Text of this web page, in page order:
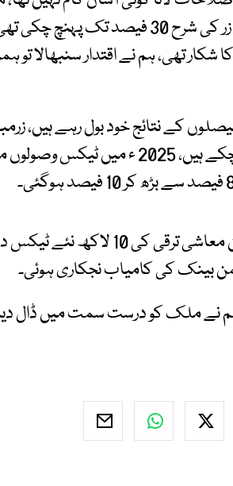
پر ہم مشکلات میں گھرے ہوئے تھے اور افراط زر کی شرح 30
تھی، ہم نے اقتدار سنبھالا تو
کے نتائج خود بول رہے ہیں،
ان کا کہنا تھا کہ دوسال میں حکومت نے بہترین معاشی ترقی
بینک کی کامیاب نجکاری ہوئی۔
نے ملک کو درست سمت میں ڈال